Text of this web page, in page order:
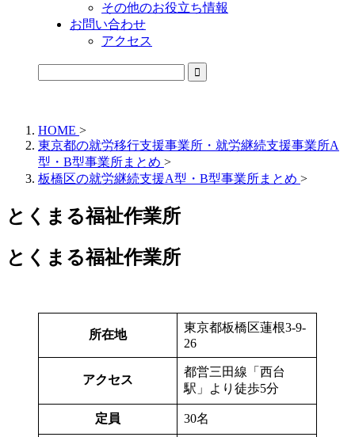
その他のお役立ち情報
お問い合わせ
アクセス
HOME >
東京都の就労移行支援事業所・就労継続支援事業所A
型・B型事業所まとめ >
板橋区の就労継続支援A型・B型事業所まとめ >
とくまる福祉作業所
とくまる福祉作業所
所在地
東京都板橋区蓮根3-9-
26
アクセス
都営三田線「西台
駅」より徒歩5分
定員 30名